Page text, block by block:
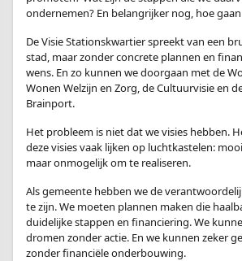
ondernemen? En belangrijker nog, hoe
De Visie Stationskwartier spreekt van een
stad, maar zonder concrete plannen en
wens. En zo kunnen we doorgaan met de
Wonen Welzijn en Zorg, de Cultuurvisie en
Brainport.
Het probleem is niet dat we visies hebben.
deze visies vaak lijken op luchtkastelen:
maar onmogelijk om te realiseren.
Als gemeente hebben we de
te zijn. We moeten plannen maken die
duidelijke stappen en financiering. We
dromen zonder actie. En we kunnen zeker
zonder financiële onderbouwing.